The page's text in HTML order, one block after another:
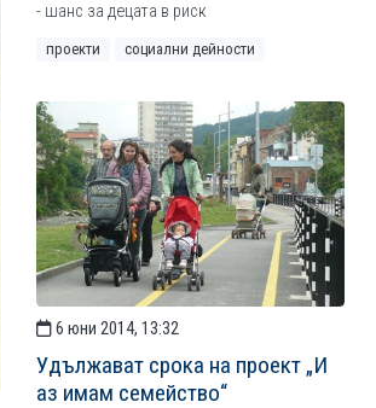
- шанс за децата в риск
проекти социални дейности
6 юни 2014, 13:32
Удължават срока на проект „И
аз имам семейство“